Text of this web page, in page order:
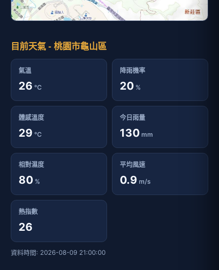
目前天氣 - 桃園市龜山區
氣溫
26 ℃
降雨機率
20 %
體感溫度
29 ℃
今日雨量
130 mm
相對濕度
80 %
平均風速
0.9 m/s
熱指數
26
資料時間: 2026-08-09 21:00:00